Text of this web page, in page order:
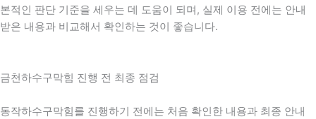
본적인 판단 기준을 세우는 데 도움이 되며, 실제 이용 전에는 안내
받은 내용과 비교해서 확인하는 것이 좋습니다.
금천하수구막힘 진행 전 최종 점검
동작하수구막힘를 진행하기 전에는 처음 확인한 내용과 최종 안내